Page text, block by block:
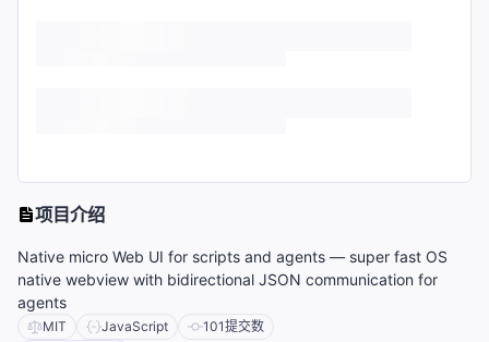
项目介绍
Native micro Web UI for scripts and agents — super fast OS
native webview with bidirectional JSON communication for
agents
MIT JavaScript 101提交数